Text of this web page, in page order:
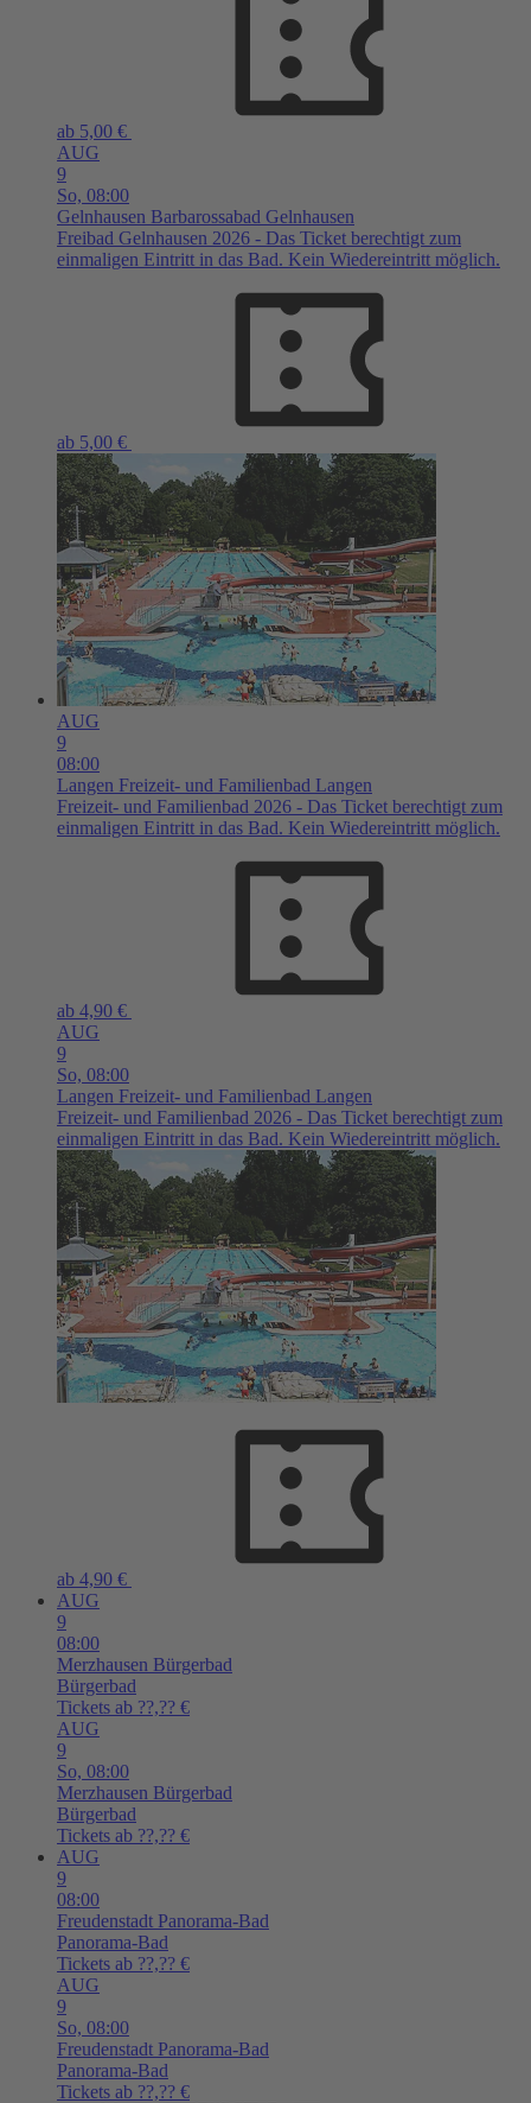
ab 5,00 €
AUG
9
So, 08:00
Gelnhausen Barbarossabad Gelnhausen
Freibad Gelnhausen 2026 - Das Ticket berechtigt zum
einmaligen Eintritt in das Bad. Kein Wiedereintritt möglich.
ab 5,00 €
AUG
9
08:00
Langen Freizeit- und Familienbad Langen
Freizeit- und Familienbad 2026 - Das Ticket berechtigt zum
einmaligen Eintritt in das Bad. Kein Wiedereintritt möglich.
ab 4,90 €
AUG
9
So, 08:00
Langen Freizeit- und Familienbad Langen
Freizeit- und Familienbad 2026 - Das Ticket berechtigt zum
einmaligen Eintritt in das Bad. Kein Wiedereintritt möglich.
ab 4,90 €
AUG
9
08:00
Merzhausen Bürgerbad
Bürgerbad
Tickets ab ??,?? €
AUG
9
So, 08:00
Merzhausen Bürgerbad
Bürgerbad
Tickets ab ??,?? €
AUG
9
08:00
Freudenstadt Panorama-Bad
Panorama-Bad
Tickets ab ??,?? €
AUG
9
So, 08:00
Freudenstadt Panorama-Bad
Panorama-Bad
Tickets ab ??,?? €